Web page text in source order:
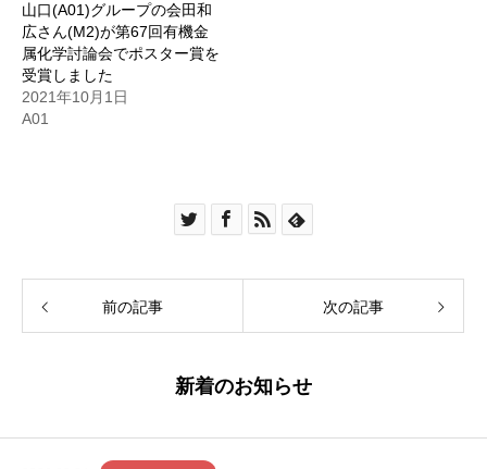
山口(A01)グループの会田和
広さん(M2)が第67回有機金
属化学討論会でポスター賞を
受賞しました
2021年10月1日
A01
前の記事 次の記事
新着のお知らせ